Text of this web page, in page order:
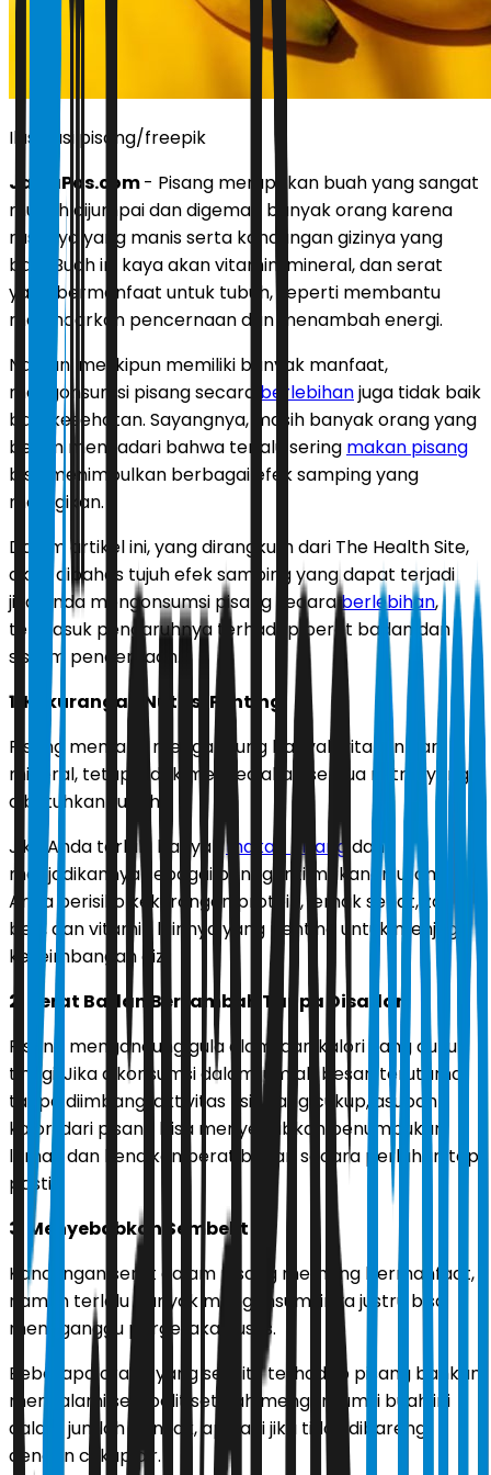
Ilustrasi pisang/freepik
JawaPos.com- Pisang merupakan buah yang sangat
mudah dijumpai dan digemari banyak orang karena
rasanya yang manis serta kandungan gizinya yang
baik. Buah ini kaya akan vitamin, mineral, dan serat
yang bermanfaat untuk tubuh, seperti membantu
melancarkan pencernaan dan menambah energi.
Namun, meskipun memiliki banyak manfaat,
mengonsumsi pisang secara berlebihanjuga tidak baik
bagi kesehatan. Sayangnya, masih banyak orang yang
belum menyadari bahwa terlalu sering makan pisang
bisa menimbulkan berbagai efek samping yang
merugikan.
Dalam artikel ini, yang dirangkum dari The Health Site,
akan dibahas tujuh efek samping yang dapat terjadi
jika Anda mengonsumsi pisang secaraberlebihan,
termasuk pengaruhnya terhadap berat badan dan
sistem pencernaan.
1. Kekurangan Nutrisi Penting
Pisang memang mengandung banyak vitamin dan
mineral, tetapi tidak menyediakan semua nutrisi yang
dibutuhkan tubuh.
Jika Anda terlalu banyakmakan pisang dan
menjadikannya sebagai pengganti makanan utama,
Anda berisiko kekurangan protein, lemak sehat, zat
besi, dan vitamin lainnya yang penting untuk menjaga
keseimbangan gizi.
2. Berat Badan Bertambah Tanpa Disadari
Pisang mengandung gula alami dan kalori yang cukup
tinggi. Jika dikonsumsi dalam jumlah besar, terutama
tanpa diimbangi aktivitas fisik yang cukup, asupan
kalori dari pisang bisa menyebabkan penumpukan
lemak dan kenaikan berat badan secara perlahan tapi
pasti.
3. Menyebabkan Sembelit
Kandungan serat dalam pisang memang bermanfaat,
namun terlalu banyak mengonsumsinya justru bisa
mengganggu pergerakan usus.
Beberapa orang yang sensitif terhadap pisang bahkan
mengalami sembelit setelah mengonsumsi buah ini
dalam jumlah banyak, apalagi jika tidak dibarengi
dengan cukup air.